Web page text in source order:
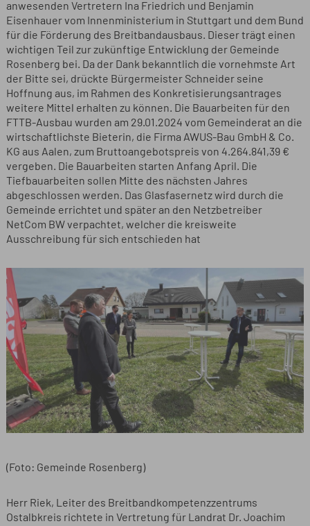
anwesenden Vertretern Ina Friedrich und Benjamin
Eisenhauer vom Innenministerium in Stuttgart und dem Bund
für die Förderung des Breitbandausbaus. Dieser trägt einen
wichtigen Teil zur zukünftige Entwicklung der Gemeinde
Rosenberg bei. Da der Dank bekanntlich die vornehmste Art
der Bitte sei, drückte Bürgermeister Schneider seine
Hoffnung aus, im Rahmen des Konkretisierungsantrages
weitere Mittel erhalten zu können. Die Bauarbeiten für den
FTTB-Ausbau wurden am 29.01.2024 vom Gemeinderat an die
wirtschaftlichste Bieterin, die Firma AWUS-Bau GmbH & Co.
KG aus Aalen, zum Bruttoangebotspreis von 4.264.841,39 €
vergeben. Die Bauarbeiten starten Anfang April. Die
Tiefbauarbeiten sollen Mitte des nächsten Jahres
abgeschlossen werden. Das Glasfasernetz wird durch die
Gemeinde errichtet und später an den Netzbetreiber
NetCom BW verpachtet, welcher die kreisweite
Ausschreibung für sich entschieden hat
(Foto: Gemeinde Rosenberg)
Herr Riek, Leiter des Breitbandkompetenzzentrums
Ostalbkreis richtete in Vertretung für Landrat Dr. Joachim